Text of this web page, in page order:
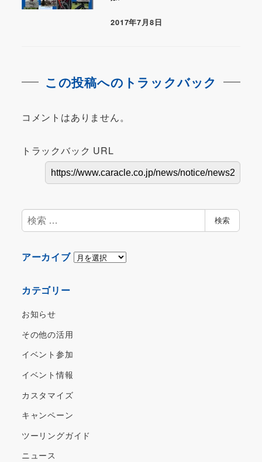
2017年7月8日
この投稿へのトラックバック
コメントはありません。
トラックバック URL
検
索
検索
アーカイブ ア
カテゴリー
お知らせ
その他の活用
イベント参加
イベント情報
カスタマイズ
キャンペーン
ツーリングガイド
ニュース